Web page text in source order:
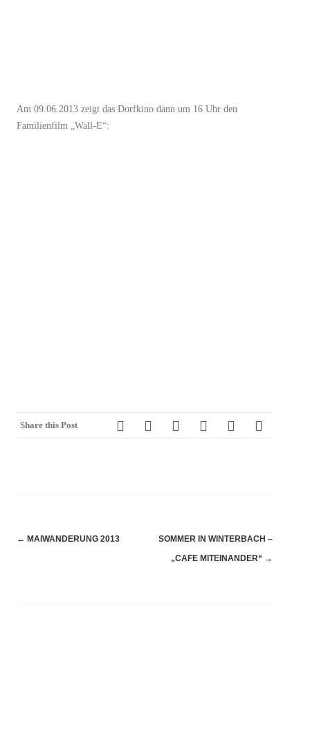
Am 09.06.2013 zeigt das Dorfkino dann um 16 Uhr den
Familienfilm „Wall-E“:
Share this Post
Navigation
← MAIWANDERUNG 2013
SOMMER IN WINTERBACH –
„CAFE MITEINANDER“ →